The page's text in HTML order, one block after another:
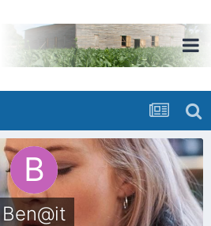
Ben@it